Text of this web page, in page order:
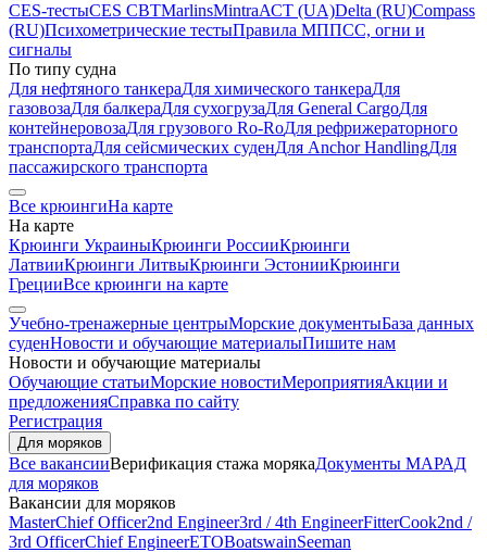
CES-тестыCES CBTMarlinsMintraАСТ (UA)Delta (RU)Compass
(RU)Психометрические тестыПравила МППСС, огни и
сигналы
По типу судна
Для нефтяного танкераДля химического танкераДля
газовозаДля балкераДля сухогрузаДля General CargoДля
контейнеровозаДля грузового Ro-RoДля рефрижераторного
транспортаДля сейсмических суденДля Anchor HandlingДля
пассажирского транспорта
Все крюингиНа карте
На карте
Крюинги УкраиныКрюинги РоссииКрюинги
ЛатвииКрюинги ЛитвыКрюинги ЭстонииКрюинги
ГрецииВсе крюинги на карте
Учебно-тренажерные центрыМорские документыБаза данных
суденНовости и обучающие материалыПишите нам
Новости и обучающие материалы
Обучающие статьиМорские новостиМероприятияАкции и
предложенияСправка по сайту
Регистрация
Для моряков
Все вакансииВерификация стажа морякаДокументы МАРАД
для моряков
Вакансии для моряков
MasterChief Officer2nd Engineer3rd / 4th EngineerFitterCook2nd /
3rd OfficerChief EngineerETOBoatswainSeeman